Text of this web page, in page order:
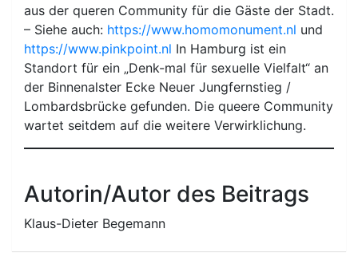
aus der queren Community für die Gäste der Stadt.
– Siehe auch: https://www.homomonument.nl und
https://www.pinkpoint.nl In Hamburg ist ein
Standort für ein „Denk-mal für sexuelle Vielfalt“ an
der Binnenalster Ecke Neuer Jungfernstieg /
Lombardsbrücke gefunden. Die queere Community
wartet seitdem auf die weitere Verwirklichung.
Autorin/Autor des Beitrags
Klaus-Dieter Begemann